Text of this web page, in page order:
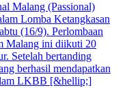
Malang (Passional)
Lomba Ketangkasan
(16/9). Perlombaan
Malang ini diikuti 20
Setelah bertanding
berhasil mendapatkan
LKBB [&hellip;]